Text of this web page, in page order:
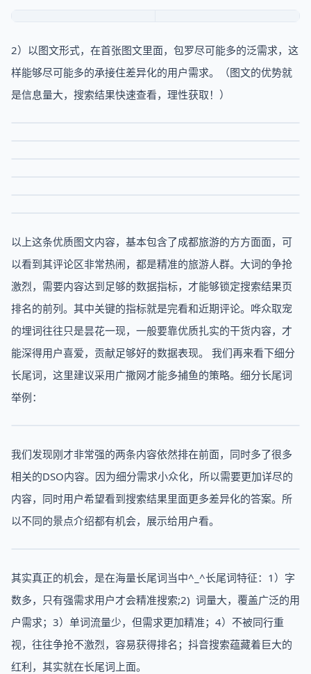
2）以图文形式，在首张图文里面，包罗尽可能多的泛需求，这
样能够尽可能多的承接住差异化的用户需求。（图文的优势就
是信息量大，搜索结果快速查看，理性获取！）
以上这条优质图文内容，基本包含了成都旅游的方方面面，可
以看到其评论区非常热闹，都是精准的旅游人群。大词的争抢
激烈，需要内容达到足够的数据指标，才能够锁定搜索结果页
排名的前列。其中关键的指标就是完看和近期评论。哗众取宠
的埋词往往只是昙花一现，一般要靠优质扎实的干货内容，才
能深得用户喜爱，贡献足够好的数据表现。 我们再来看下细分
长尾词，这里建议采用广撒网才能多捕鱼的策略。细分长尾词
举例：
我们发现刚才非常强的两条内容依然排在前面，同时多了很多
相关的DSO内容。因为细分需求小众化，所以需要更加详尽的
内容，同时用户希望看到搜索结果里面更多差异化的答案。所
以不同的景点介绍都有机会，展示给用户看。
其实真正的机会，是在海量长尾词当中^_^长尾词特征：1）字
数多，只有强需求用户才会精准搜索;2) 词量大，覆盖广泛的用
户需求；3）单词流量少，但需求更加精准；4）不被同行重
视，往往争抢不激烈，容易获得排名；抖音搜索蕴藏着巨大的
红利，其实就在长尾词上面。